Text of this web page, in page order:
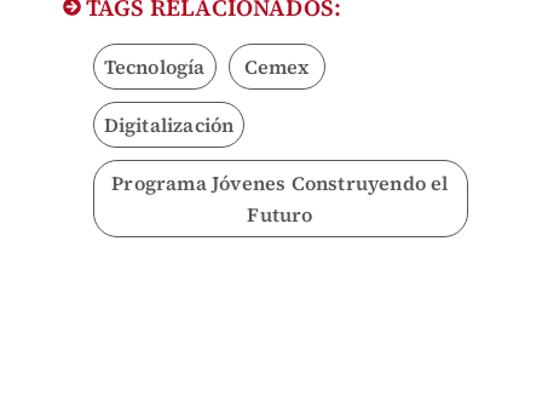
TAGS RELACIONADOS:
Tecnología Cemex
Digitalización
Programa Jóvenes Construyendo el
Futuro